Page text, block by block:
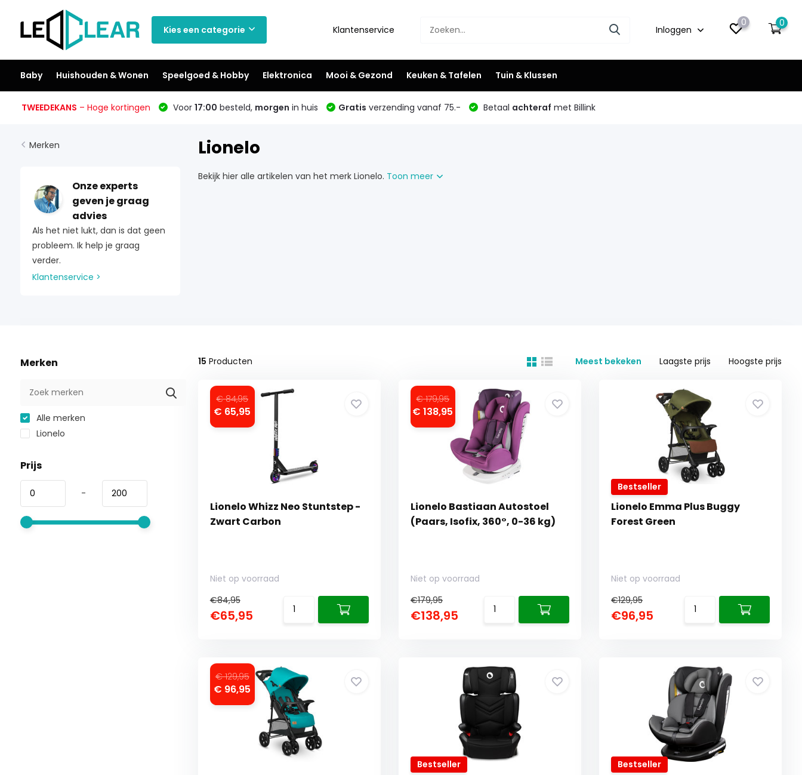
Kies een categorie Klantenservice Inloggen
0 0
Baby Huishouden & Wonen Speelgoed & Hobby Elektronica Mooi & Gezond Keuken & Tafelen Tuin & Klussen
TWEEDEKANS – Hoge kortingen Voor 17:00 besteld, morgen in huis Gratis verzending vanaf 75.- Betaal achteraf met Billink
Merken
Onze experts
geven je graag
advies
Als het niet lukt, dan is dat geen
probleem. Ik help je graag
verder.
Klantenservice >
Lionelo
Bekijk hier alle artikelen van het merk Lionelo. Toon meer
Merken
Alle merken
Lionelo
Prijs
-
15 Producten Meest bekeken Laagste prijs Hoogste prijs
€ 84,95
€ 65,95
Lionelo Whizz Neo Stuntstep -
Zwart Carbon
Niet op voorraad
€84,95
€65,95
€ 179,95
€ 138,95
Lionelo Bastiaan Autostoel
(Paars, Isofix, 360°, 0-36 kg)
Niet op voorraad
€179,95
€138,95
Bestseller
Lionelo Emma Plus Buggy
Forest Green
Niet op voorraad
€129,95
€96,95
€ 129,95
€ 96,95
Bestseller Bestseller